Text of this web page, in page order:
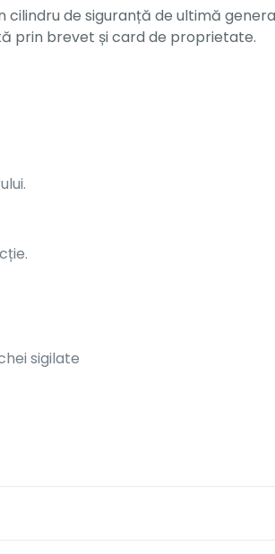
cilindru de siguranță de ultimă
prin brevet și card de proprietate.
sigilate